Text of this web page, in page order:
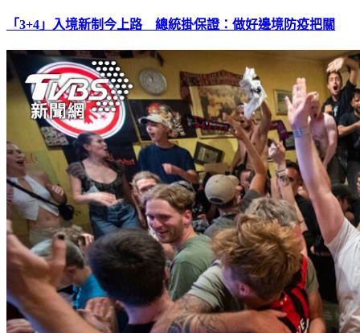
「3+4」入境新制今上路 總統掛保證：做好邊境防疫把關